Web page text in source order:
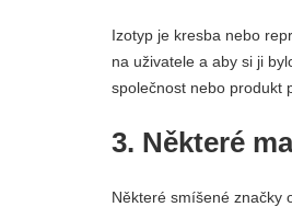
Izotyp je kresba nebo
na uživatele a aby si ji
společnost nebo produkt
3. Některé
Některé smíšené značky